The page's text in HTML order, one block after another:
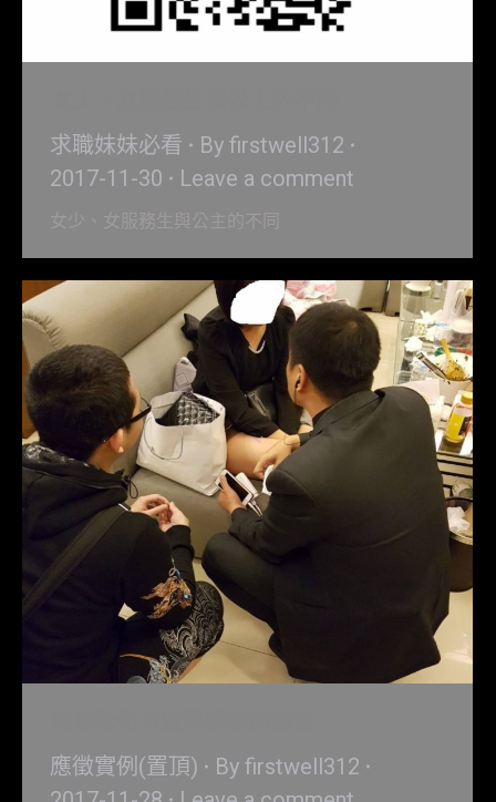
求職妹妹必看 By firstwell312
2017-11-30
Leave a comment
女少、女服務生與公主的不同
應徵實例(置頂) By firstwell312